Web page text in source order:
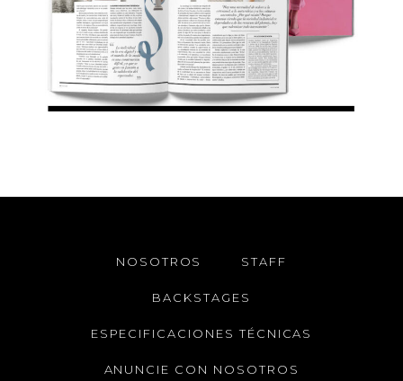
NOSOTROS STAFF
BACKSTAGES
ESPECIFICACIONES TÉCNICAS
ANUNCIE CON NOSOTROS